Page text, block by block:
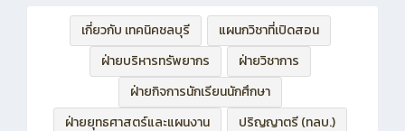
เกี่ยวกับ เทคนิคชลบุรี
แผนกวิชาที่เปิดสอน
ฝ่ายบริหารทรัพยากร
ฝ่ายวิชาการ
ฝ่ายกิจการนักเรียนนักศึกษา
ฝ่ายยุทธศาสตร์และแผนงาน
ปริญญาตรี (ทลบ.)